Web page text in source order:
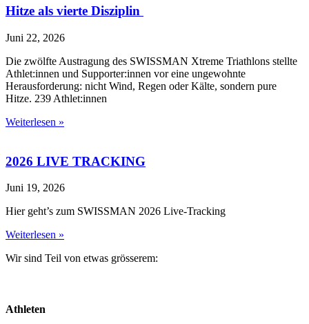
Hitze als vierte Disziplin
Juni 22, 2026
Die zwölfte Austragung des SWISSMAN Xtreme Triathlons stellte
Athlet:innen und Supporter:innen vor eine ungewohnte
Herausforderung: nicht Wind, Regen oder Kälte, sondern pure
Hitze. 239 Athlet:innen
Weiterlesen »
2026 LIVE TRACKING
Juni 19, 2026
Hier geht’s zum SWISSMAN 2026 Live-Tracking
Weiterlesen »
Wir sind Teil von etwas grösserem:
Athleten